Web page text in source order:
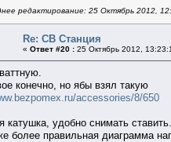
редактирование: 25 Октябрь 2012,
Re: СВ Станция
« Ответ #20 : 25 Октябрь 2012,
конечно, но ябы взял такую
accessories/8/650
катушка, удобно снимать
более правильная диаграмма